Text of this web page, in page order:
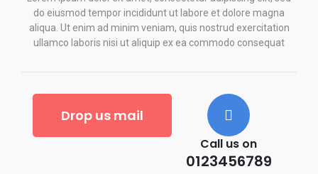
do eiusmod tempor incididunt ut labore et dolore magna
aliqua. Ut enim ad minim veniam, quis nostrud exercitation
ullamco laboris nisi ut aliquip ex ea commodo consequat
Drop us mail
Call us on
0123456789